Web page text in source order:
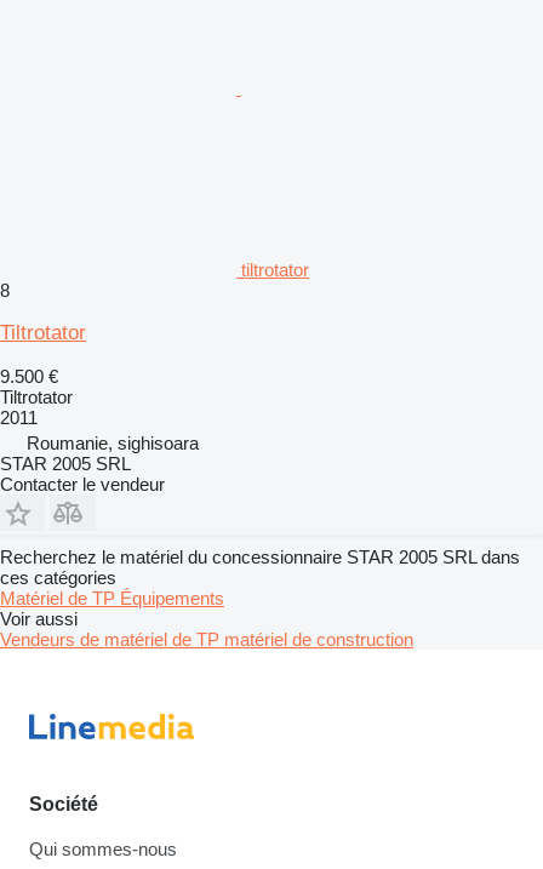
tiltrotator
8
Tiltrotator
9.500 €
Tiltrotator
2011
Roumanie, sighisoara
STAR 2005 SRL
Contacter le vendeur
Recherchez le matériel du concessionnaire STAR 2005 SRL dans
ces catégories
Matériel de TP Équipements
Voir aussi
Vendeurs de matériel de TP matériel de construction
Société
Qui sommes-nous